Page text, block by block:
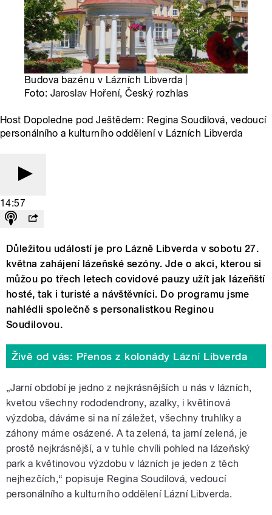
Budova bazénu v Lázních Libverda |
Foto: Jaroslav Hoření, Český rozhlas
Host Dopoledne pod Ještědem: Regina Soudilová, vedoucí
personálního a kulturního oddělení v Lázních Libverda
14:57
Důležitou událostí je pro Lázně Libverda v sobotu 27.
května zahájení lázeňské sezóny. Jde o akci, kterou si
můžou po třech letech covidové pauzy užít jak lázeňští
hosté, tak i turisté a návštěvníci. Do programu jsme
nahlédli společně s personalistkou Reginou
Soudilovou.
Živě od vás: Přenos z kolonády Lázní Libverda
„Jarní období je jedno z nejkrásnějších u nás v lázních,
kvetou všechny rododendrony, azalky, i květinová
výzdoba, dáváme si na ní záležet, všechny truhlíky a
záhony máme osázené. A ta zelená, ta jarní zelená, je
prostě nejkrásnější, a v tuhle chvíli pohled na lázeňský
park a květinovou výzdobu v lázních je jeden z těch
nejhezčích,“ popisuje Regina Soudilová, vedoucí
personálního a kulturního oddělení Lázní Libverda.